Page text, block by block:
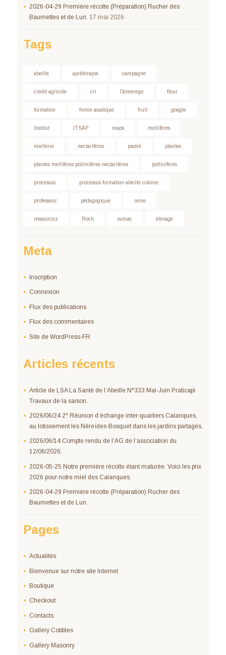
2026-04-29 Première récolte (Préparation) Rucher des
Baumettes et de Lun. 17 mai 2026
Tags
abeille apithérapie campagne
credit agricole cri Domerego fleur
formation frelon asiatique fruit google
Institut ITSAP maps mellifères
miellerie nectarifères pastré plantes
plantes mellifères pollinifères nectarifères pollinifères
processus processus formation abeille colonie
professeur pédagogique reine
ressourcez Roch sumac élevage
Meta
Inscription
Connexion
Flux des publications
Flux des commentaires
Site de WordPress-FR
Articles récents
Article de LSA La Santé de l’Abeille N°333 Mai-Juin Praticapi
Travaux de la saison.
2026/06/24 2° Réunion d’échange inter-quartiers Calanques,
au lotissement les Néreïdes-Bosquet dans les jardins partagés.
2026/06/14 Compte rendu de l’AG de l’association du
12/06/2026.
2026-05-25 Notre première récolte étant maturée. Voici les prix
2026 pour notre miel des Calanques.
2026-04-29 Première récolte (Préparation) Rucher des
Baumettes et de Lun.
Pages
Actualités
Bienvenue sur notre site Internet
Boutique
Checkout
Contacts
Gallery Cobbles
Gallery Masonry